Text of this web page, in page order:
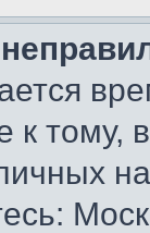
к тому,